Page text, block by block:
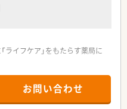
ケーションを大切にしている
として多くの信頼を集めて活躍
で幅広い年代のスタッフが在
合いながらチームワークを発揮
的に業務を遂行する姿が見受け
ライフケア」をもたらす薬局に
高い医療サービスを届ける薬剤
お問い合わせ